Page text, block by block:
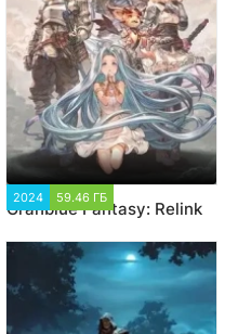
2024 59.46 ГБ
Granblue Fantasy: Relink